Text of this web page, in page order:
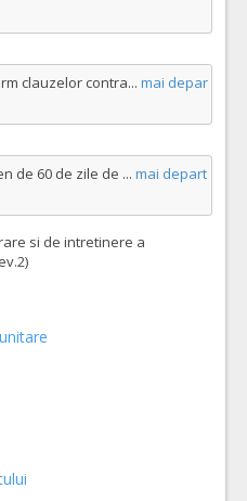
clauzelor contra... mai depar
de 60 de zile de ... mai depart
si de intretinere a